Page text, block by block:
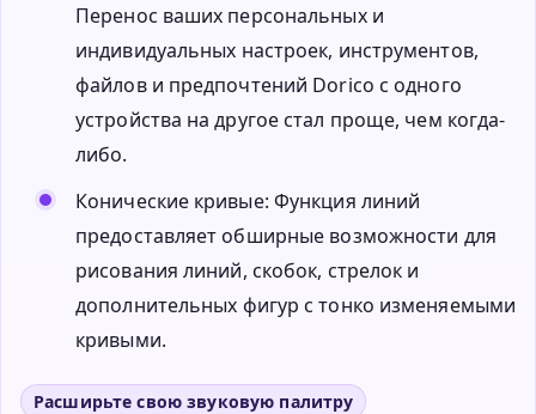
Перенос ваших персональных и
индивидуальных настроек, инструментов,
файлов и предпочтений Dorico с одного
устройства на другое стал проще, чем когда-
либо.
Конические кривые: Функция линий
предоставляет обширные возможности для
рисования линий, скобок, стрелок и
дополнительных фигур с тонко изменяемыми
кривыми.
Расширьте свою звуковую палитру